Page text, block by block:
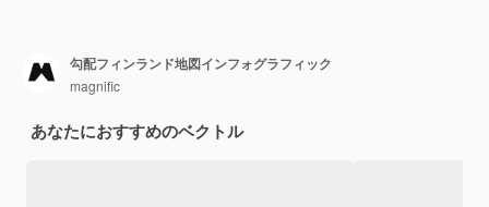
勾配フィンランド地図インフォグラフィック
magnific
あなたにおすすめのベクトル